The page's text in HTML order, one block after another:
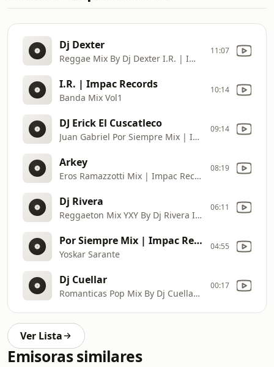
Dj Dexter
Reggae Mix By Dj Dexter I.R. | Impac Records
11:07
I.R. | Impac Records
Banda Mix Vol1
10:14
DJ Erick El Cuscatleco
Juan Gabriel Por Siempre Mix | Impac Records
09:14
Arkey
Eros Ramazzotti Mix | Impac Records
08:19
Dj Rivera
Reggaeton Mix YXY By Dj Rivera I.R. | Impac Records
06:11
Por Siempre Mix | Impac Records | DJ Dan
Yoskar Sarante
04:55
Dj Cuellar
Romanticas Pop Mix By Dj Cuellar I.R. | Impac Records
00:17
Ver Lista
Emisoras similares